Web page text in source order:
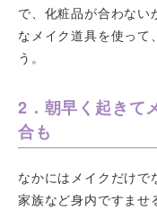
で、化粧品が合わな
なメイク道具を使って
う。
2．朝早く起きて
合も
なかにはメイクだけ
家族など身内ですませ